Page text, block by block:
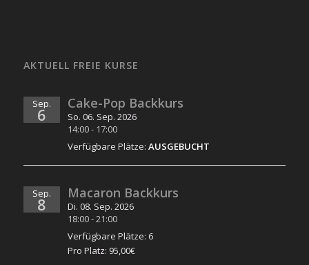
AKTUELL FREIE KURSE
Sep.
6
Cake-Pop Backkurs
So. 06. Sep. 2026
14:00- 17:00
Verfügbare Plätze: AUSGEBUCHT
Sep.
8
Macaron Backkurs
Di. 08. Sep. 2026
18:00-21:00
Verfügbare Plätze: 6
Pro Platz: 95,00€